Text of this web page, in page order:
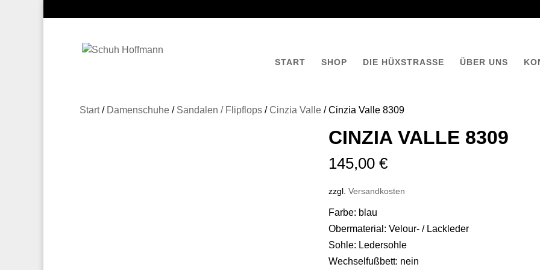
START SHOP DIE HÜXSTRASSE ÜBER UNS
Start/ Damenschuhe / Sandalen / Flipflops /Cinzia Valle / Cinzia Valle 8309
CINZIA VALLE 8309
145,00€
zzgl.Versandkosten
Farbe: blau
Obermaterial: Velour- / Lackleder
Sohle: Ledersohle
Wechselfußbett: nein